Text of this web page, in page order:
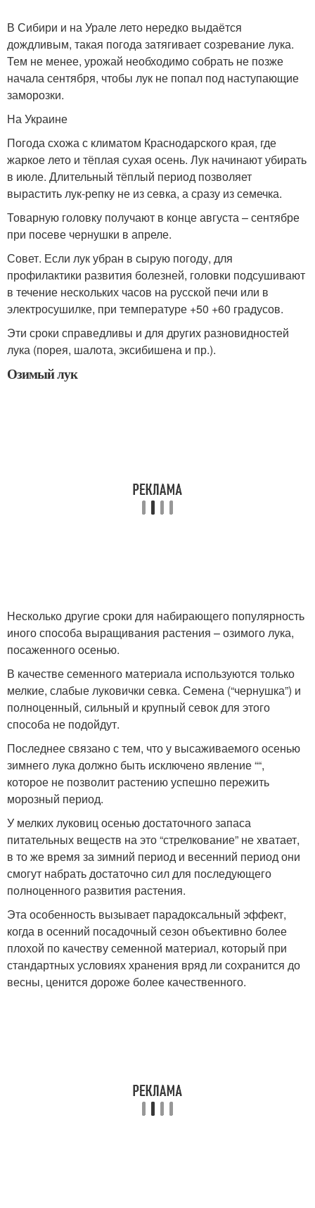
В Сибири и на Урале лето нередко выдаётся
дождливым, такая погода затягивает созревание лука.
Тем не менее, урожай необходимо собрать не позже
начала сентября, чтобы лук не попал под наступающие
заморозки.
На Украине
Погода схожа с климатом Краснодарского края, где
жаркое лето и тёплая сухая осень. Лук начинают убирать
в июле. Длительный тёплый период позволяет
вырастить лук-репку не из севка, а сразу из семечка.
Товарную головку получают в конце августа – сентябре
при посеве чернушки в апреле.
Совет. Если лук убран в сырую погоду, для
профилактики развития болезней, головки подсушивают
в течение нескольких часов на русской печи или в
электросушилке, при температуре +50 +60 градусов.
Эти сроки справедливы и для других разновидностей
лука (порея, шалота, эксибишена и пр.).
Озимый лук
Несколько другие сроки для набирающего популярность
иного способа выращивания растения – озимого лука,
посаженного осенью.
В качестве семенного материала используются только
мелкие, слабые луковички севка. Семена (“чернушка”) и
полноценный, сильный и крупный севок для этого
способа не подойдут.
Последнее связано с тем, что у высаживаемого осенью
зимнего лука должно быть исключено явление ““,
которое не позволит растению успешно пережить
морозный период.
У мелких луковиц осенью достаточного запаса
питательных веществ на это “стрелкование” не хватает,
в то же время за зимний период и весенний период они
смогут набрать достаточно сил для последующего
полноценного развития растения.
Эта особенность вызывает парадоксальный эффект,
когда в осенний посадочный сезон объективно более
плохой по качеству семенной материал, который при
стандартных условиях хранения вряд ли сохранится до
весны, ценится дороже более качественного.